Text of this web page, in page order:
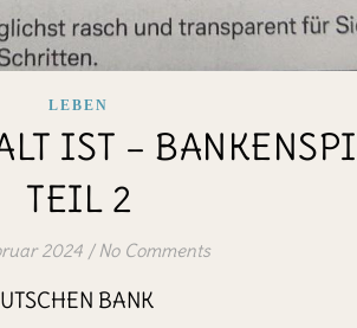
LEBEN
IST –
TEIL 2
2024 / No Comments
BANK